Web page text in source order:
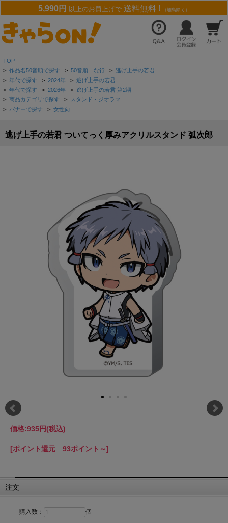
5,990円 以上のお買上げで 送料無料 ! （離島除く）
TOP
> 作品名50音順で探す > 50音順 な行 > 逃げ上手の若君
> 年代で探す > 2024年 > 逃げ上手の若君
> 年代で探す > 2026年 > 逃げ上手の若君 第2期
> 商品カテゴリで探す > スタンド・ジオラマ
> バナーで探す > 女性向
逃げ上手の若君 ついてっく厚みアクリルスタンド 弧次郎
価格:935円(税込)
[ポイント還元 93ポイント～]
注文
購入数： 個